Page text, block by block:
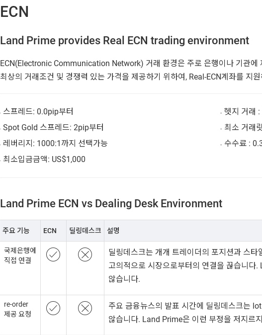
ECN
Land Prime provides Real ECN trading environment
ECN(Electronic Communication Network) 거래 환경은 주로 은행이나 기관에
최상의 거래조건 및 경쟁력 있는 가격을 제공하기 위하여, Real-ECN계좌를 지
스프레드: 0.0pip부터
Spot Gold 스프레드: 2pip부터
레버리지: 1000:1까지 선택가능
최소입금금액: US$1,000
헷지 거래 :
최소 거래
수수료 :
Land Prime ECN vs Dealing Desk Environment
주요 기능 ECN 딜링데스크 설명
국제은행에
직접 연결
딜링데스크는 개개 트레이더의 포지션과 스
고의적으로 시장으로부터의 연결을 끊습니다
않습니다.
re-order
제공 요청
주요 금융뉴스의 발표 시간에 딜링데스크는
않습니다. Land Prime은 이런 부정을 저지르